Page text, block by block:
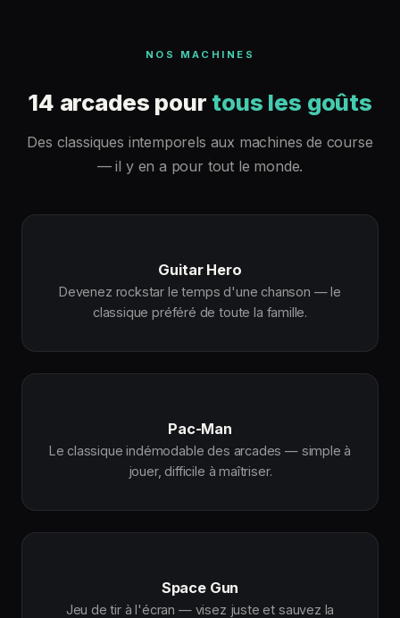
NOS MACHINES
14 arcades pour tous les goûts
Des classiques intemporels aux machines de course
— il y en a pour tout le monde.
Guitar Hero
Devenez rockstar le temps d'une chanson — le
classique préféré de toute la famille.
Pac-Man
Le classique indémodable des arcades — simple à
jouer, difficile à maîtriser.
Space Gun
Jeu de tir à l'écran — visez juste et sauvez la